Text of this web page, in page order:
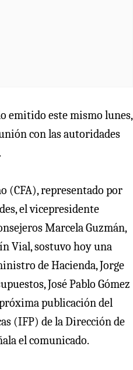
emitido este mismo lunes,
con las autoridades
(CFA), representado por
el vicepresidente
Marcela Guzmán,
Vial, sostuvo hoy una
de Hacienda, Jorge
José Pablo Gómez
publicación del
(IFP) de la Dirección de
el comunicado.